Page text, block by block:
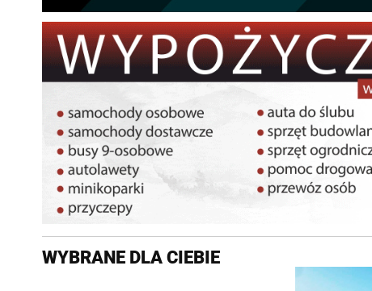
WYBRANE DLA CIEBIE